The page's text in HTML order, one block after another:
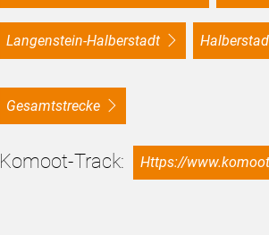
Langenstein-Halberstadt
Gesamtstrecke
Komoot-Track: https://